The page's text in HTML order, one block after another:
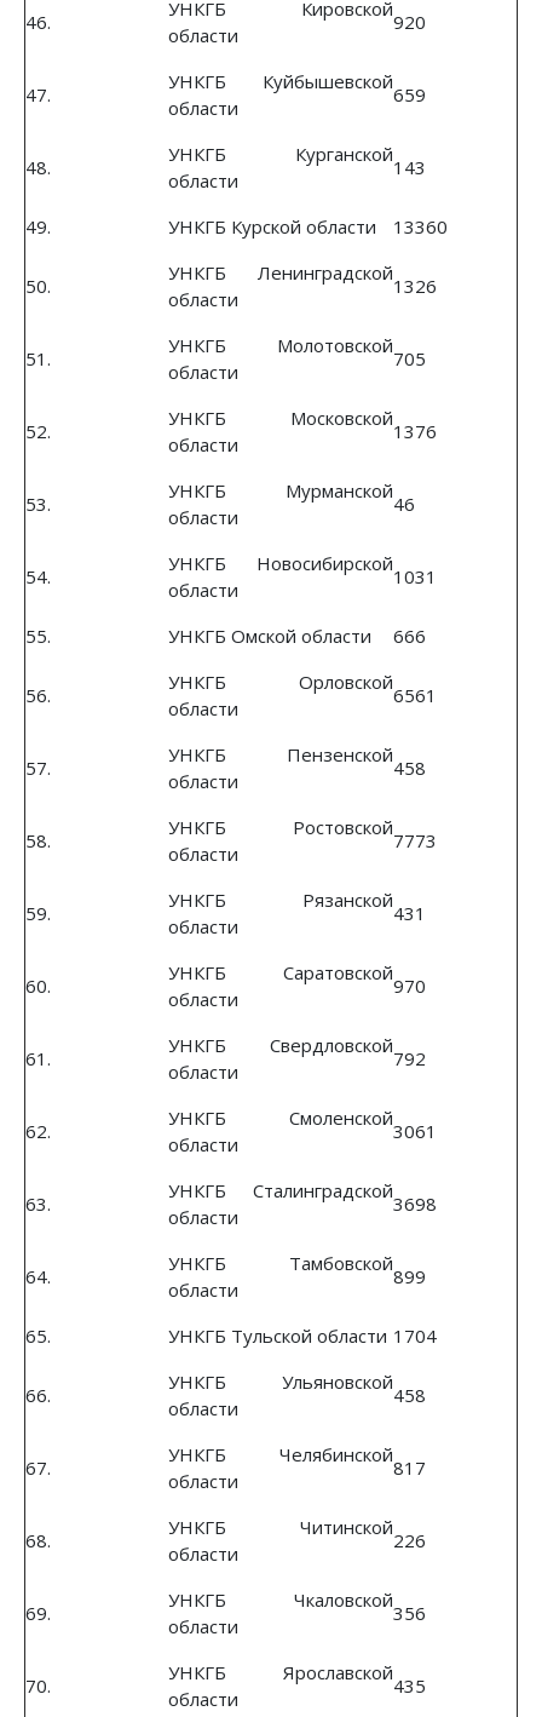
46.
УНКГБ Кировской
области
920
47.
УНКГБ Куйбышевской
области
659
48.
УНКГБ Курганской
области
143
49. УНКГБ Курской области 13360
50.
УНКГБ Ленинградской
области
1326
51.
УНКГБ Молотовской
области
705
52.
УНКГБ Московской
области
1376
53.
УНКГБ Мурманской
области
46
54.
УНКГБ Новосибирской
области
1031
55. УНКГБ Омской области 666
56.
УНКГБ Орловской
области
6561
57.
УНКГБ Пензенской
области
458
58.
УНКГБ Ростовской
области
7773
59.
УНКГБ Рязанской
области
431
60.
УНКГБ Саратовской
области
970
61.
УНКГБ Свердловской
области
792
62.
УНКГБ Смоленской
области
3061
63.
УНКГБ Сталинградской
области
3698
64.
УНКГБ Тамбовской
области
899
65. УНКГБ Тульской области 1704
66.
УНКГБ Ульяновской
области
458
67.
УНКГБ Челябинской
области
817
68.
УНКГБ Читинской
области
226
69.
УНКГБ Чкаловской
области
356
70.
УНКГБ Ярославской
области
435